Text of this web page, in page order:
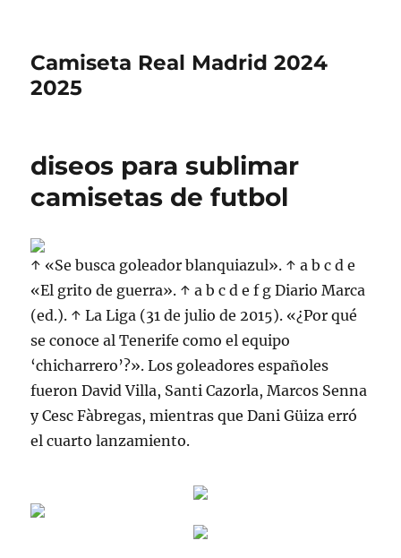
Camiseta Real Madrid 2024
2025
diseos para sublimar
camisetas de futbol
↑ «Se busca goleador blanquiazul». ↑ a b c d e
«El grito de guerra». ↑ a b c d e f g Diario Marca
(ed.). ↑ La Liga (31 de julio de 2015). «¿Por qué
se conoce al Tenerife como el equipo
‘chicharrero’?». Los goleadores españoles
fueron David Villa, Santi Cazorla, Marcos Senna
y Cesc Fàbregas, mientras que Dani Güiza erró
el cuarto lanzamiento.